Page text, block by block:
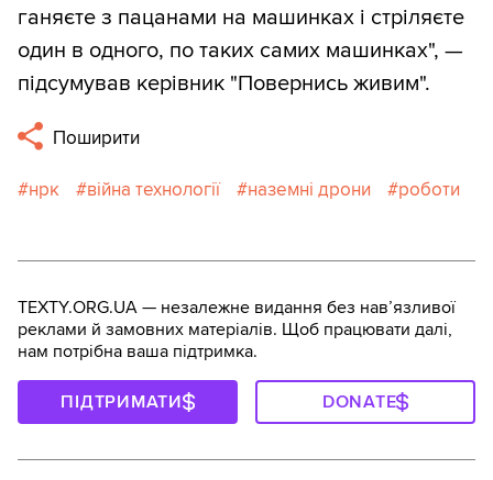
ганяєте з пацанами на машинках і стріляєте
один в одного, по таких самих машинках", —
підсумував керівник "Повернись живим".
Поширити
нрк війна технології наземні дрони роботи
TEXTY.ORG.UA — незалежне видання без навʼязливої
реклами й замовних матеріалів. Щоб працювати далі,
нам потрібна ваша підтримка.
ПІДТРИМАТИ DONATE